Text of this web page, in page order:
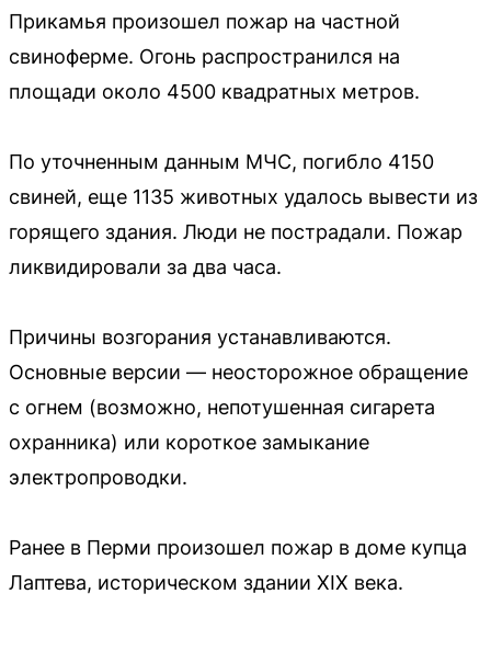
Прикамья произошел пожар на частной
свиноферме. Огонь распространился на
площади около 4500 квадратных метров.
По уточненным данным МЧС, погибло 4150
свиней, еще 1135 животных удалось вывести из
горящего здания. Люди не пострадали. Пожар
ликвидировали за два часа.
Причины возгорания устанавливаются.
Основные версии — неосторожное обращение
с огнем (возможно, непотушенная сигарета
охранника) или короткое замыкание
электропроводки.
Ранее в Перми произошел пожар в доме купца
Лаптева, историческом здании XIX века.